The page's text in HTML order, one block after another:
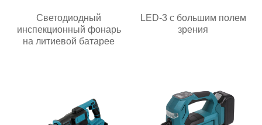
Светодиодный
инспекционный фонарь
на литиевой батарее
LED-3 с большим полем
зрения